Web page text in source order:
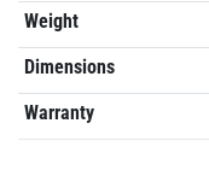
Weight
Dimensions
Warranty